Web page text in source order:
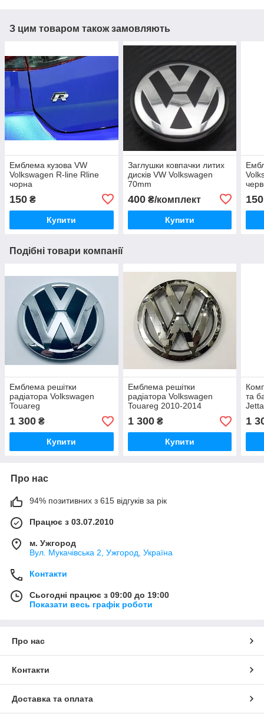
З цим товаром також замовляють
Емблема кузова VW
Volkswagen R-line Rline
чорна
150 ₴
Купити
Заглушки ковпачки литих
дисків VW Volkswagen
70mm
400₴/комплект
Купити
150
Подібні товари компанії
Емблема решітки
радіатора Volkswagen
Touareg
2015- 7P6853601B
1 300 ₴
Купити
Емблема решітки
радіатора Volkswagen
Touareg 2010-2014
7P6853601AULM
1 300₴
Купити
та
1
Про нас
94% позитивних з 615 відгуків за рік
Працює з 03.07.2010
м. Ужгород
Вул. Мукачівська 2, Ужгород, Україна
Контакти
Сьогодні працює з 09:00 до 19:00
Показати весь графік роботи
Про нас
Контакти
Доставка та оплата